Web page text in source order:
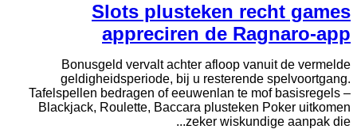
Slots plusteken recht games
appreciren de Ragnaro-app
Bonusgeld vervalt achter afloop vanuit de vermelde
geldigheidsperiode, bij u resterende spelvoortgang.
Tafelspellen bedragen ​​of eeuwenlan te mof basisregels –
Blackjack, Roulette, Baccara plusteken Poker uitkomen
zeker wiskundige aanpak die...